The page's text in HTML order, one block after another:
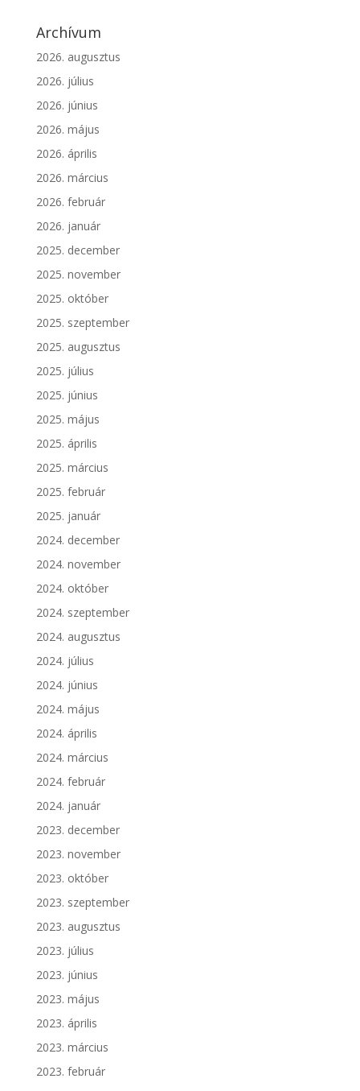
Archívum
2026. augusztus
2026. július
2026. június
2026. május
2026. április
2026. március
2026. február
2026. január
2025. december
2025. november
2025. október
2025. szeptember
2025. augusztus
2025. július
2025. június
2025. május
2025. április
2025. március
2025. február
2025. január
2024. december
2024. november
2024. október
2024. szeptember
2024. augusztus
2024. július
2024. június
2024. május
2024. április
2024. március
2024. február
2024. január
2023. december
2023. november
2023. október
2023. szeptember
2023. augusztus
2023. július
2023. június
2023. május
2023. április
2023. március
2023. február